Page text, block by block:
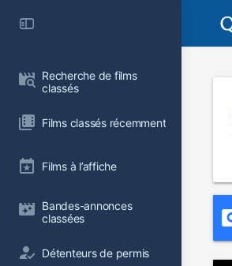
Recherche de films
classés
Films classés récemment
Films à l’affiche
Bandes-annonces
classées
Détenteurs de permis